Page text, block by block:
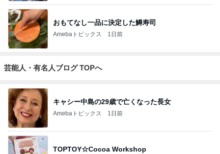
おもてなし一品に決定した鱒寿司
Amebaトピックス 1日前
芸能人・有名人ブログ TOPへ
キャシー中島の29歳で亡くなった長女
Amebaトピックス 1日前
TOPTOY☆Cocoa Workshop